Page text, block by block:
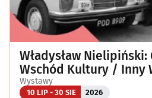
Władysław Nielipiński:
Wschód Kultury / Inny
Wystawy
10 LIP - 30 SIE 2026